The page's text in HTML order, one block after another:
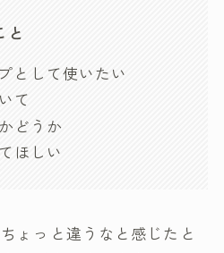
と
として使いたい
て
どうか
ほしい
ょっと違うなと感じたと